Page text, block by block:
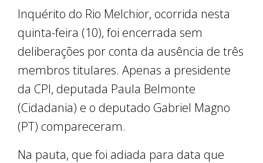
Inquérito do Rio Melchior, ocorrida nesta
quinta-feira (10), foi encerrada sem
deliberações por conta da ausência de três
membros titulares. Apenas a presidente
da CPI, deputada Paula Belmonte
(Cidadania) e o deputado Gabriel Magno
(PT) compareceram.
Na pauta, que foi adiada para data que